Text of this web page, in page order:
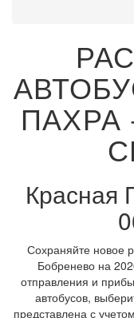
ПАХРА
Красная
Сохраняйте новое
Бобренево на
отправления и
автобусов,
представлена с